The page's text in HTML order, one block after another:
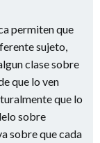
permiten que
sujeto,
clase sobre
que lo ven
que lo
sobre
sobre que cada